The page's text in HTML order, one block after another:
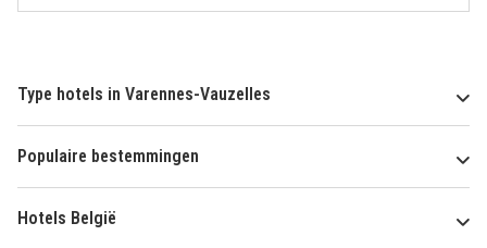
Type hotels in Varennes-Vauzelles
Populaire bestemmingen
Hotels België